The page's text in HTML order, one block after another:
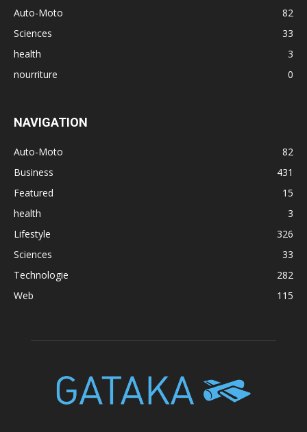
Auto-Moto
82
Sciences
33
health
3
nourriture
0
NAVIGATION
Auto-Moto
82
Business
431
Featured
15
health
3
Lifestyle
326
Sciences
33
Technologie
282
Web
115